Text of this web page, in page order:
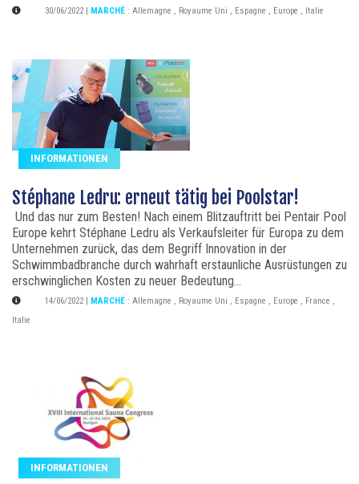
30/06/2022 MARCHÉ : Allemagne , Royaume Uni , Espagne , Europe , Italie
INFORMATIONEN
Stéphane Ledru: erneut tätig bei Poolstar!
Und das nur zum Besten! Nach einem Blitzauftritt bei Pentair Pool
Europe kehrt Stéphane Ledru als Verkaufsleiter für Europa zu dem
Unternehmen zurück, das dem Begriff Innovation in der
Schwimmbadbranche durch wahrhaft erstaunliche Ausrüstungen zu
erschwinglichen Kosten zu neuer Bedeutung...
14/06/2022 MARCHÉ : Allemagne , Royaume Uni , Espagne , Europe , France ,
Italie
INFORMATIONEN